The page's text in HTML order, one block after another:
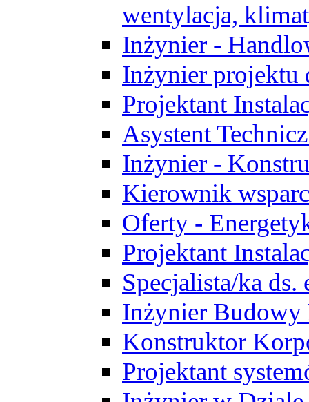
wentylacja,
Inżynier -
Inżynier projektu
Projektant
Asystent
Inżynier -
Kierownik
Oferty -
Projektant
Specjalista/ka
Inżynier
Konstruktor
Projektant